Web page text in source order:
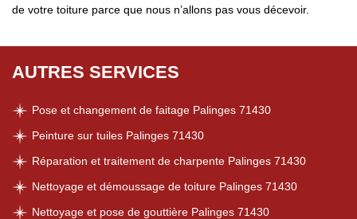
de votre toiture parce que nous n’allons pas vous décevoir.
AUTRES SERVICES
Pose et changement de faitage Palinges 71430
Peinture sur tuiles Palinges 71430
Réparation et traitement de charpente Palinges 71430
Nettoyage et démoussage de toiture Palinges 71430
Nettoyage et pose de gouttière Palinges 71430